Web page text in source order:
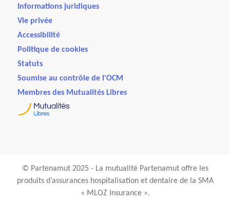
Informations juridiques
Vie privée
Accessibilité
Politique de cookies
Statuts
Soumise au contrôle de l'OCM
Membres des Mutualités Libres
© Partenamut 2025 - La mutualité Partenamut offre les
produits d’assurances hospitalisation et dentaire de la SMA
« MLOZ Insurance ».